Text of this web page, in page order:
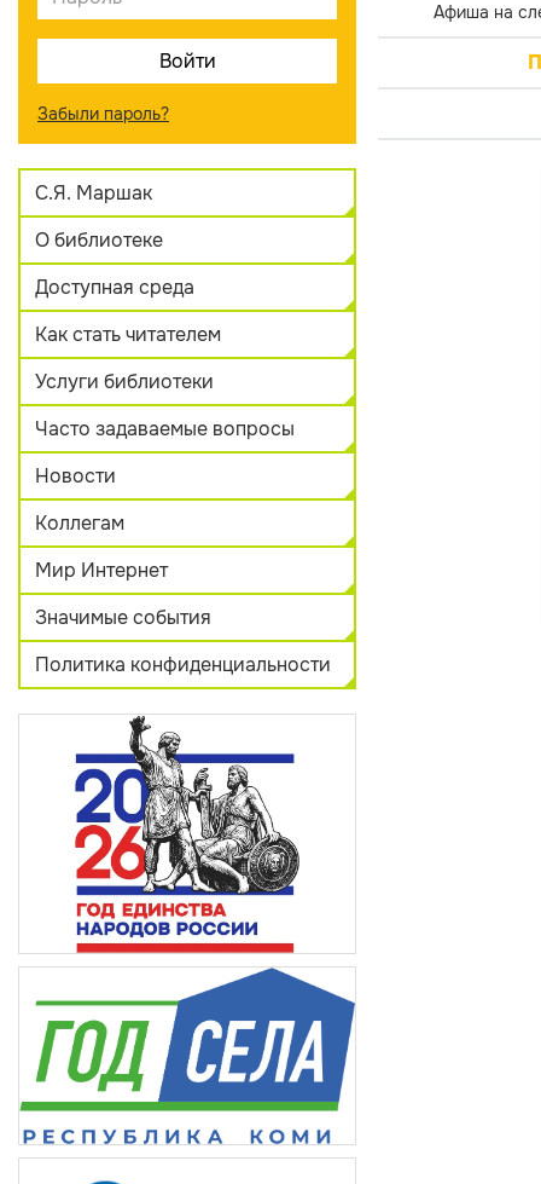
Забыли пароль?
С.Я. Маршак
О библиотеке
Доступная среда
Как стать читателем
Услуги библиотеки
Часто задаваемые вопросы
Новости
Коллегам
Мир Интернет
Значимые события
Политика конфиденциальности
Афиша на